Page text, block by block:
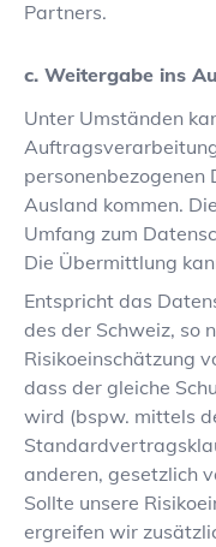
Partners.
c. Weitergabe ins
Unter Umständen
personenbezogenen
Ausland kommen.
Umfang zum
Die Übermittlung
Entspricht das
des der Schweiz, so
Risikoeinschätzung
dass der gleiche
wird (bspw. mittels
anderen, gesetzlich
Sollte unsere
ergreifen wir